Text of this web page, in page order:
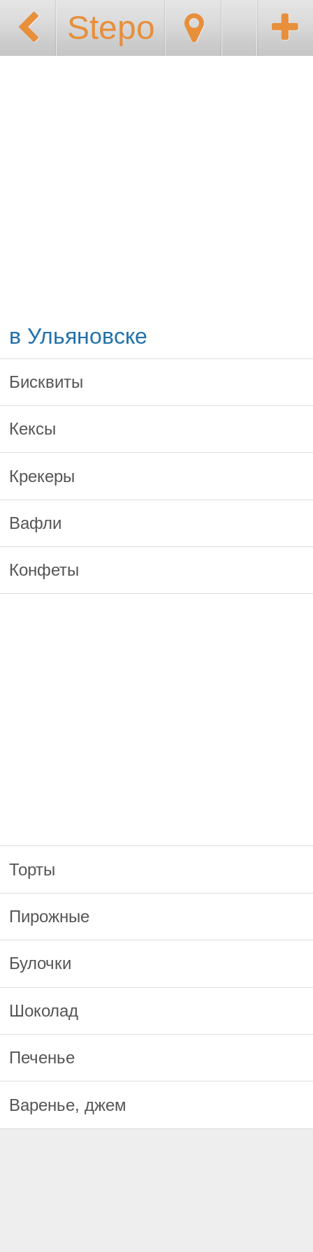
Stepo
в Ульяновске
Бисквиты
Кексы
Крекеры
Вафли
Конфеты
Торты
Пирожные
Булочки
Шоколад
Печенье
Варенье, джем